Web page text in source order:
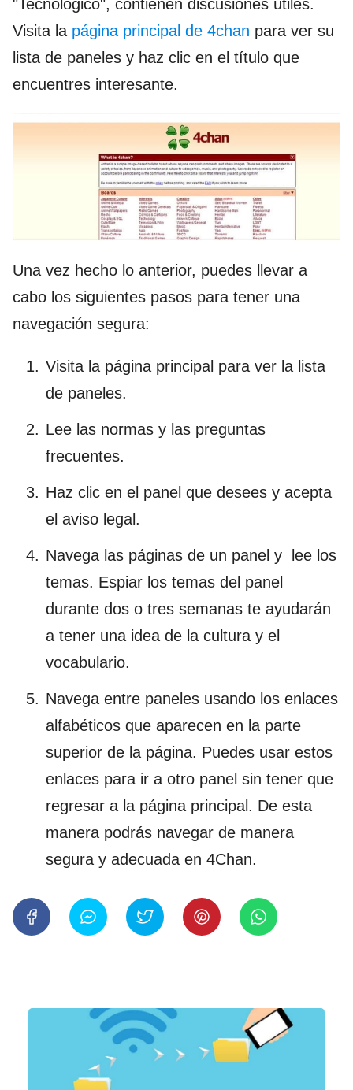
"Tecnológico", contienen discusiones útiles.
Visita la página principal de 4chan para ver su
lista de paneles y haz clic en el título que
encuentres interesante.
Una vez hecho lo anterior, puedes llevar a
cabo los siguientes pasos para tener una
navegación segura:
Visita la página principal para ver la lista
de paneles.
Lee las normas y las preguntas
frecuentes.
Haz clic en el panel que desees y acepta
el aviso legal.
Navega las páginas de un panel y lee los
temas. Espiar los temas del panel
durante dos o tres semanas te ayudarán
a tener una idea de la cultura y el
vocabulario.
Navega entre paneles usando los enlaces
alfabéticos que aparecen en la parte
superior de la página. Puedes usar estos
enlaces para ir a otro panel sin tener que
regresar a la página principal. De esta
manera podrás navegar de manera
segura y adecuada en 4Chan.